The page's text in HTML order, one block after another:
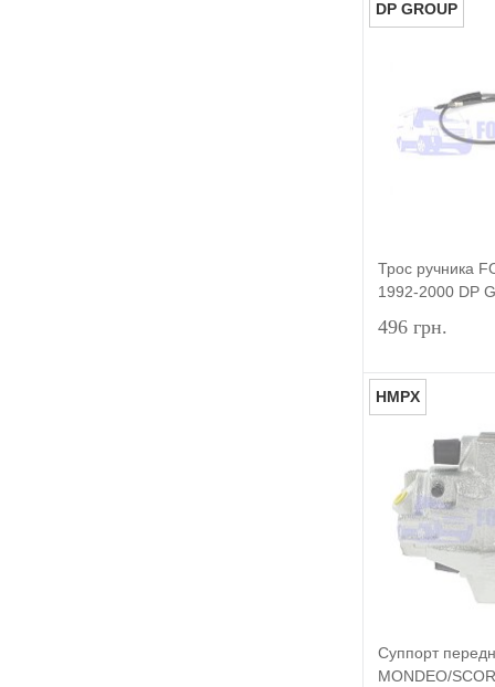
Купить в 1
В избранное
DP GROUP
Трос ручника
1992-2000 DP
496 грн.
Купить в 1
В избранное
HMPX
Суппорт
MONDEO/